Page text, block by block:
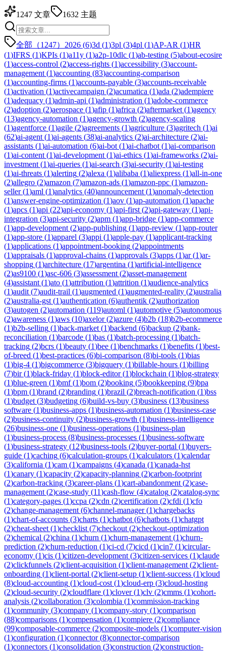
1247 文章 1632 主题
全部（1247） 2026 (6)3d (1)3pl (3)4pl (1)AP-AR (1)HR
(1)IFRS (1)KPIs (1)a11y (1)a2p-10dlc (1)ab-testing (5)about-ecosire
(1)access-control (2)access-rights (1)accessibility (3)account-
management (1)accounting (83)accounting-comparison
(1)accounting-firms (1)accounts-payable (3)accounts-receivable
(1)activation (1)activecampaign (2)acumatica (1)ada (2)adempiere
(1)adequacy (1)admin-api (1)administration (1)adobe-commerce
(2)adoption (2)aerospace (1)afip (1)africa (2)aftermarket (1)agency
(13)agency-automation (1)agency-growth (2)agency-scaling
(1)agentforce (1)agile (2)agreements (1)agriculture (3)agritech (1)ai
(62)ai-agent (1)ai-agents (38)ai-analytics (2)ai-architecture (2)ai-
assistants (1)ai-automation (6)ai-bot (1)ai-chatbot (1)ai-comparison
(1)ai-content (1)ai-development (1)ai-ethics (1)ai-frameworks (2)ai-
investment (1)ai-queries (1)ai-search (3)ai-security (1)ai-testing
(1)ai-threats (1)alerting (2)alexa (1)alibaba (1)aliexpress (1)all-in-one
(2)allegro (2)amazon (7)amazon-ads (1)amazon-ppc (1)amazon-
seller(1)aml (1)analytics (40)announcement (1)anomaly-detection
(1)answer-engine-optimization (1)aov (1)ap-automation (1)apache
(1)apcs (1)api (22)api-economy (1)api-first (2)api-gateway (1)api-
integration (3)api-security (2)apm (1)app-bridge (1)app-commerce
(1)app-development (2)app-publishing (1)app-review (1)app-router
(1)app-store (1)apparel (3)appi (1)apple-pay (1)applicant-tracking
(1)applications (1)appointment-booking (2)appointments
(1)appraisals (1)approval-chains (1)approvals (3)apps (1)ar(1)ar-
shopping (1)architecture (17)argentina (1)artificial-intelligence
(2)as9100 (1)asc-606 (3)assessment (2)asset-management
(4)assistant (1)ato (1)attribution (1)attrition (1)audience-analytics
(1)audit (7)audit-trail (1)augmented (1)augmented-reality (2)australia
(2)australia-gst (1)authentication (6)authentik (2)authorization
(3)autogen (2)automation (119)automl (1)automotive (5)autonomous
(2)awareness (1)aws (10)axelor(2)azure (4)b2b (18)b2b-ecommerce
(1)b2b-selling (1)back-market (1)backend (6)backup (2)bank-
reconciliation (1)barcode (1)bas (1)batch-processing (1)batch-
tracking (2)bcrs (1)beauty (1)bee (1)benchmarks (1)benefits (1)best-
of-breed (1)best-practices (6)bi-comparison (8)bi-tools (1)bias
(1)big-4 (1)bigcommerce (3)bigquery (1)billable-hours (1)billing
(7)bir(1)black-friday (1)block-editor(1)blockchain (1)blog-strategy
(1)blue-green (1)bmf(1)bom (2)booking (5)bookkeeping (9)bpa
(1)bpm (1)brand (2)branding (1)brazil (2)breach-notification (1)bss
(1)budget (3)budgeting (6)build-vs-buy (3)business (13)business
software (1)business-apps (1)business-automation (1)business-case
(2)business-continuity (2)business-growth (1)business-intelligence
(26)business-one (1)business-operations (1)business-plan
(1)business-process (8)business-processes (1)business-software
(1)business-strategy (12)business-tools (2)buyer-portal (1)buyers-
guide (1)caching (6)calculation-groups (1)calculators (1)calendar
(3)california (1)cam (1)campaigns (4)canada (1)canada-hst
(1)canary (1)capacity (2)capacity-planning (2)carbon-footprint
(2)carbon-tracking (3)career-plans (1)cart-abandonment (2)case-
management (2)case-study (11)cash-flow (4)catalog (2)catalog-sync
(1)category-pages (1)ccpa (2)cdn (2)certification (2)cfdi (1)cfo
(2)change-management (6)channel-manager(1)chargebacks
(1)chart-of-accounts (3)charts (1)chatbot (6)chatbots (1)chatgpt
(2)cheat-sheet (1)checklist (7)checkout (2)checkout-optimization
(2)chemical (2)china (1)churn (1)churn-management (1)churn-
prediction (2)churn-reduction (1)ci-cd (7)cicd (1)cin7 (1)circular-
economy (1)cis (1)citizen-development (3)citizen-services (1)claude
(2)clickfunnels (2)client-acquisition (1)client-management (2)client-
onboarding (1)client-portal (2)client-setup (1)client-success (1)cloud
(8)cloud-accounting (1)cloud-cost (1)cloud-erp (3)cloud-hosting
(2)cloud-security (2)cloudflare (1)clover(1)clv (2)cmms (1)cohort-
analysis (2)collaboration (3)colombia (1)commission-tracking
(1)community (3)company (1)company-story (1)comparison
(88)comparisons (1)compensation (1)compiere (2)compliance
(99)composable-commerce (2)composite-models (1)computer-vision
(1)configuration (1)connector(8)connector-comparison
(1)connectors (1)consolidation (3)construction (2)construction-